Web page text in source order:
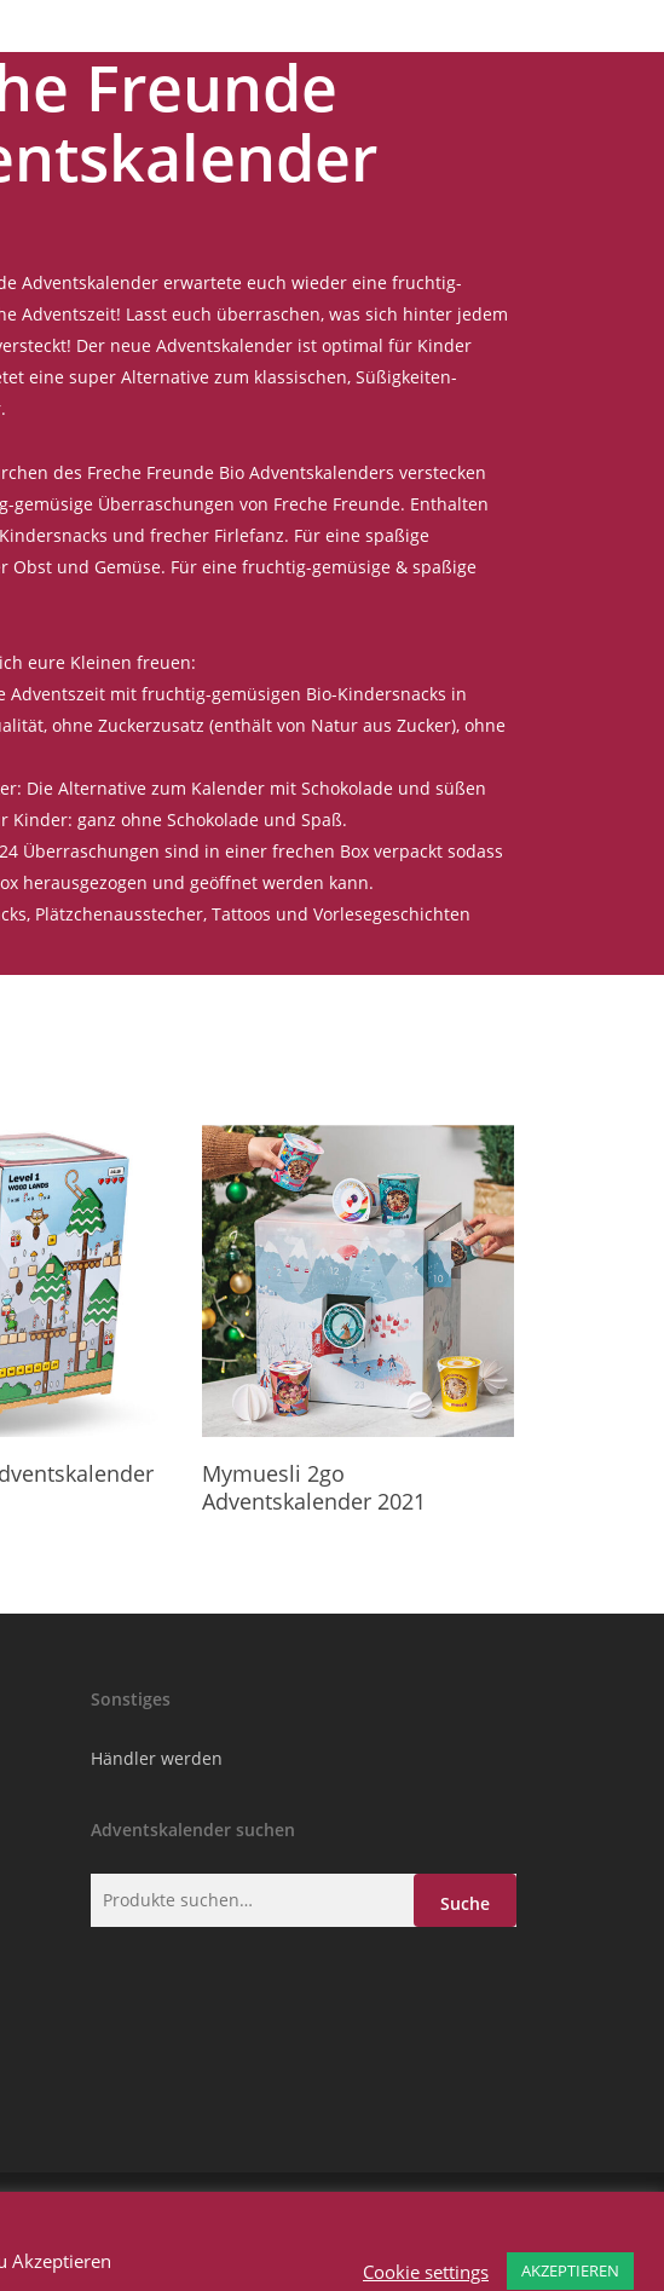
Freunde
Adventskalender erwartete euch wieder eine fruchtig-
Adventszeit! Lasst euch überraschen, was sich hinter jedem
Der neue Adventskalender ist optimal für Kinder
eine super Alternative zum klassischen, Süßigkeiten-
des Freche Freunde Bio Adventskalenders verstecken
gemüsige Überraschungen von Freche Freunde. Enthalten
und frecher Firlefanz. Für eine spaßige
Obst und Gemüse. Für eine fruchtig-gemüsige & spaßige
eure Kleinen freuen:
Adventszeit mit fruchtig-gemüsigen Bio-Kindersnacks in
ohne Zuckerzusatz (enthält von Natur aus Zucker), ohne
Die Alternative zum Kalender mit Schokolade und süßen
Kinder: ganz ohne Schokolade und Spaß.
24 Überraschungen sind in einer frechen Box verpackt sodass
herausgezogen und geöffnet werden kann.
Plätzchenausstecher, Tattoos und Vorlesegeschichten
Mymuesli 2go
Adventskalender 2021
Sonstiges
Händler werden
Adventskalender suchen
Suche
Suche
Akzeptieren
Cookie settings AKZEPTIEREN